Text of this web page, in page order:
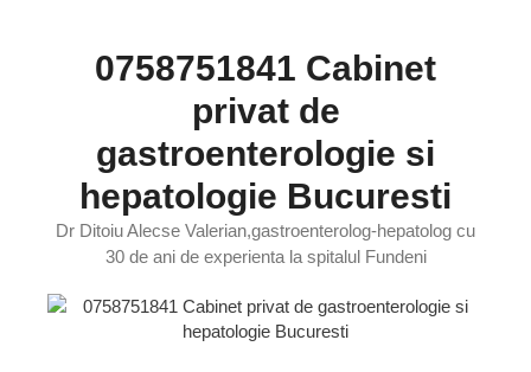
0758751841 Cabinet
privat de
gastroenterologie si
hepatologie Bucuresti
Dr Ditoiu Alecse Valerian,gastroenterolog-hepatolog cu
30 de ani de experienta la spitalul Fundeni